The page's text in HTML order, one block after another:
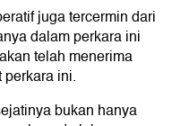
juga tercermin dari
dalam perkara ini
telah menerima
ini.
bukan hanya